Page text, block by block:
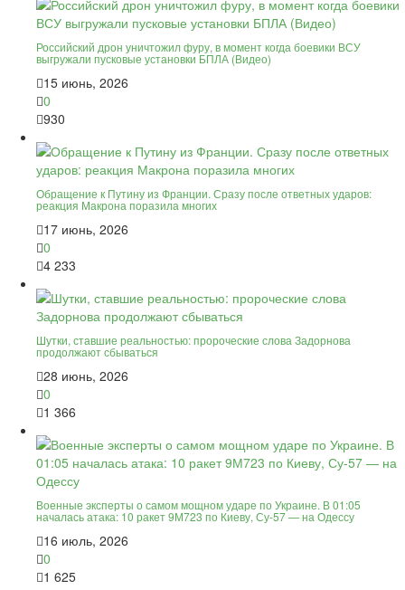
Российский дрон уничтожил фуру, в момент когда боевики ВСУ
выгружали пусковые установки БПЛА (Видео)
15 июнь, 2026
0
930
Обращение к Путину из Франции. Сразу после ответных ударов:
реакция Макрона поразила многих
17 июнь, 2026
0
4 233
Шутки, ставшие реальностью: пророческие слова Задорнова
продолжают сбываться
28 июнь, 2026
0
1 366
Военные эксперты о самом мощном ударе по Украине. В 01:05
началась атака: 10 ракет 9М723 по Киеву, Су-57 — на Одессу
16 июль, 2026
0
1 625